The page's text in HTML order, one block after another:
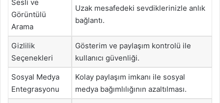
Sesli ve
Görüntülü
Arama
Uzak mesafedeki sevdiklerinizle anlık
bağlantı.
Gizlilik
Seçenekleri
Gösterim ve paylaşım kontrolü ile
kullanıcı güvenliği.
Sosyal Medya
Entegrasyonu
Kolay paylaşım imkanı ile sosyal
medya bağımlılığının azaltılması.